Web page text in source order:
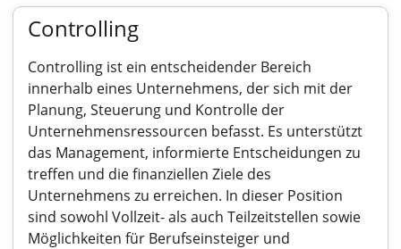
Controlling
Controlling ist ein entscheidender Bereich
innerhalb eines Unternehmens, der sich mit der
Planung, Steuerung und Kontrolle der
Unternehmensressourcen befasst. Es unterstützt
das Management, informierte Entscheidungen zu
treffen und die finanziellen Ziele des
Unternehmens zu erreichen. In dieser Position
sind sowohl Vollzeit- als auch Teilzeitstellen sowie
Möglichkeiten für Berufseinsteiger und